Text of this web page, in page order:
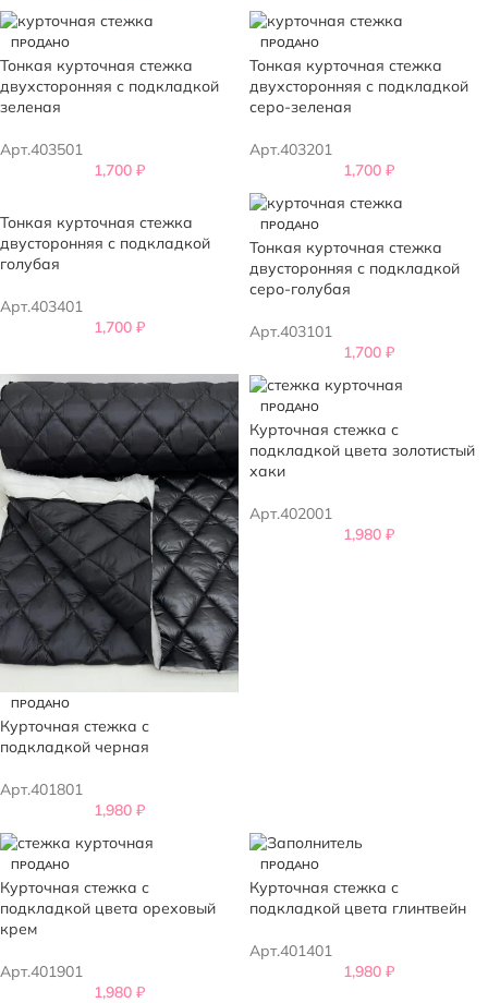
ПРОДАНО
Тонкая курточная стежка
двухсторонняя с подкладкой
зеленая
Арт.403501
1,700 ₽
ПРОДАНО
Тонкая курточная стежка
двухсторонняя с подкладкой
серо-зеленая
Арт.403201
1,700 ₽
Тонкая курточная стежка
двусторонняя с подкладкой
голубая
Арт.403401
1,700 ₽
ПРОДАНО
Тонкая курточная стежка
двусторонняя с подкладкой
серо-голубая
Арт.403101
1,700 ₽
ПРОДАНО
Курточная стежка с
подкладкой черная
Арт.401801
1,980 ₽
ПРОДАНО
Курточная стежка с
подкладкой цвета золотистый
хаки
Арт.402001
1,980 ₽
ПРОДАНО
Курточная стежка с
подкладкой цвета ореховый
крем
Арт.401901
1,980 ₽
ПРОДАНО
Курточная стежка с
подкладкой цвета глинтвейн
Арт.401401
1,980 ₽